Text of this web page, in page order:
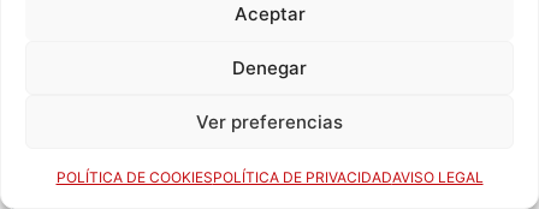
Aceptar
Denegar
Ver preferencias
POLÍTICA DE COOKIESPOLÍTICA DE PRIVACIDADAVISO LEGAL